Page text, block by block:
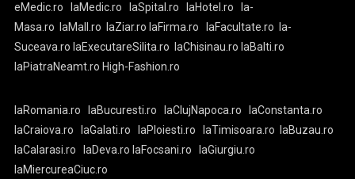
eMedic.ro laMedic.ro laSpital.ro laHotel.ro
la-
Masa.ro
laMall.ro laZiar.ro laFirma.ro laFacultate.ro
la-
Suceava.ro laExecutareSilita.ro laChisinau.ro laBalti.ro
laPiatraNeamt.ro High-Fashion.ro
laRomania.ro laBucuresti.ro laClujNapoca.ro
laConstanta.ro
laCraiova.ro
laGalati.ro laPloiesti.ro laTimisoara.ro
laBuzau.ro
laCalarasi.ro
laDeva.ro laFocsani.ro
laGiurgiu.ro
laMiercureaCiuc.ro